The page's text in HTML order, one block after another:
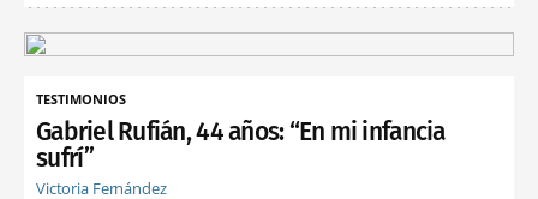
TESTIMONIOS
Gabriel Rufián, 44 años: “En mi infancia
sufrí”
Victoria Fernández